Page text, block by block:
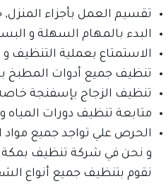
تقسيم العمل بأجزاء
البدء بالمهام السهلة و
الاستمتاع بعملية التنظيف
تنظيف جميع أدوات المطبخ
تنظيف الزجاج بإسفنجة
متابعة تنظيف دورات المياه
الحرص علي تواجد جميع مواد
و نحن في شركة تنظيف بمكة
نقوم بتنظيف جميع أنواع